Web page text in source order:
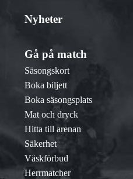
Nyheter
Gå på match
Säsongskort
Boka biljett
Boka säsongsplats
Mat och dryck
Hitta till arenan
Säkerhet
Väskförbud
Herrmatcher